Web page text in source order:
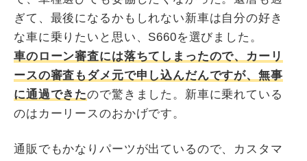
ぎて、最後になるかもしれない新車は自分の好き
な車に乗りたいと思い、S660を選びました。
車のローン審査には落ちてしまったので、カーリ
ースの審査もダメ元で申し込んだんですが、無事
に通過できたので驚きました。新車に乗れている
のはカーリースのおかげです。
通販でもかなりパーツが出ているので、カスタマ